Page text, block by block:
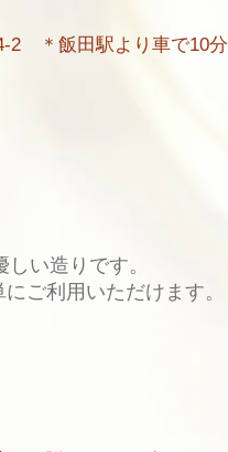
＊飯田駅より車で10分
い造りです。
ご利用いただけます。